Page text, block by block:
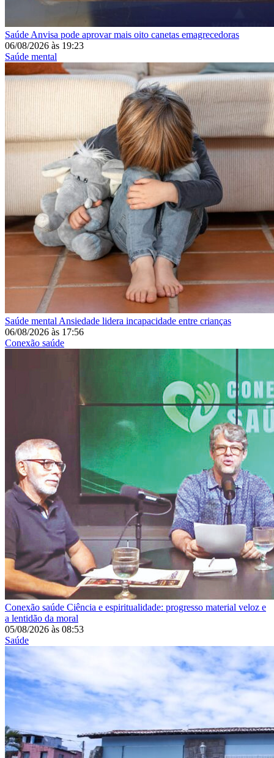
Saúde Anvisa pode aprovar mais oito canetas emagrecedoras
06/08/2026 às 19:23
Saúde mental
Saúde mental Ansiedade lidera incapacidade entre crianças
06/08/2026 às 17:56
Conexão saúde
Conexão saúde Ciência e espiritualidade: progresso material veloz e
a lentidão da moral
05/08/2026 às 08:53
Saúde